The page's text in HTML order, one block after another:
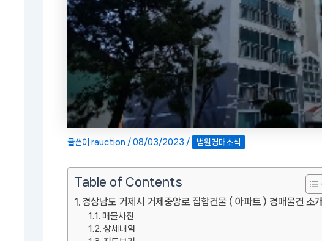
글쓴이 rauction / 08/03/2023 / 법원경매소식
Table of Contents
경상남도 거제시 거제중앙로 집합건물 ( 아파트 ) 경매물건 소
매물사진
상세내역